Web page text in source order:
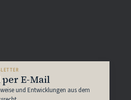
E-Mail
und Entwicklungen aus dem